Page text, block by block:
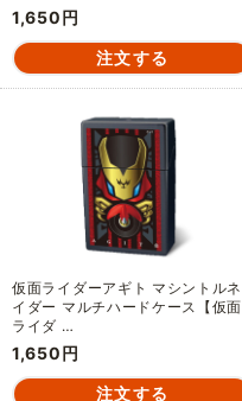
1,650円
仮面ライダーアギト マシントルネ
イダー マルチハードケース【仮面
ライダ …
1,650円